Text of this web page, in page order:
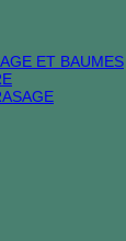
ET BAUMES